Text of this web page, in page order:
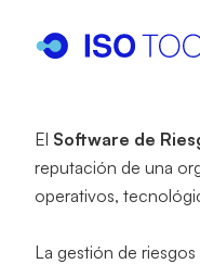
El Software de
reputación de una
operativos,
La gestión de